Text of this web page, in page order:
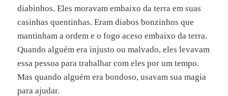
diabinhos. Eles moravam embaixo da terra em suas
casinhas quentinhas. Eram diabos bonzinhos que
mantinham a ordem e o fogo aceso embaixo da terra.
Quando alguém era injusto ou malvado, eles levavam
essa pessoa para trabalhar com eles por um tempo.
Mas quando alguém era bondoso, usavam sua magia
para ajudar.